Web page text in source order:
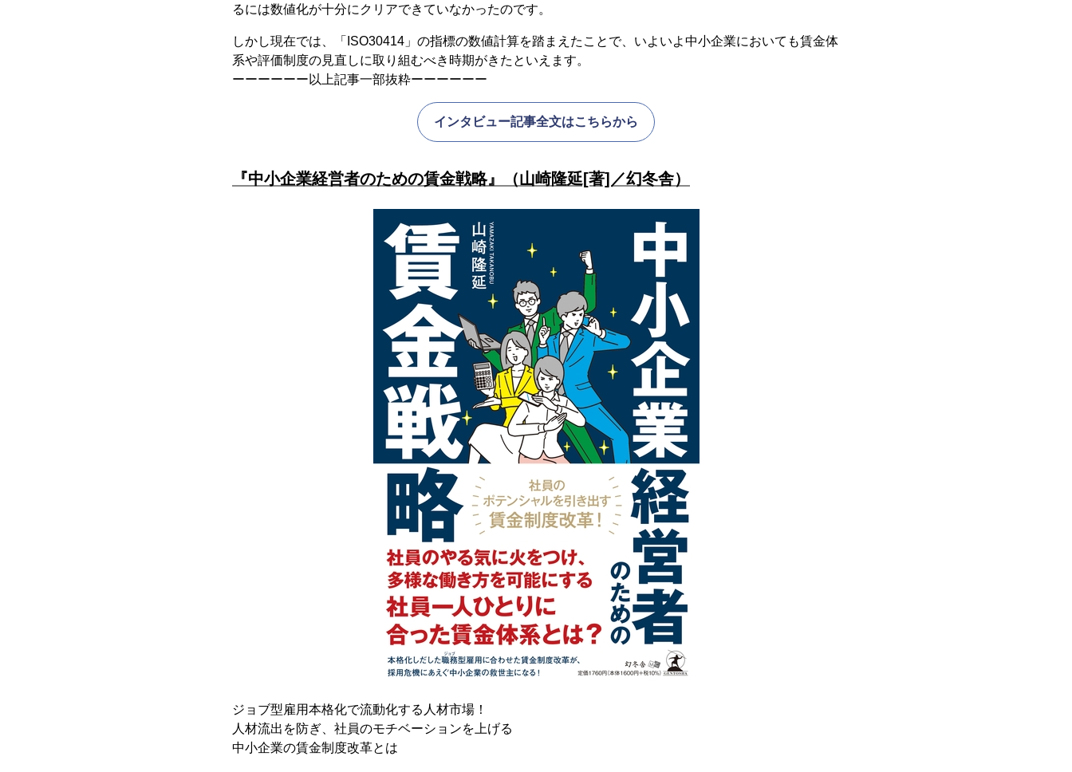
るには数値化が十分にクリアできていなかったのです。
しかし現在では、「ISO30414」の指標の数値計算を踏まえたことで、いよいよ中小企業においても賃金体
系や評価制度の見直しに取り組むべき時期がきたといえます。
ーーーーーー以上記事一部抜粋ーーーーーー
インタビュー記事全文はこちらから
『中小企業経営者のための賃金戦略』（山崎隆延[著]／幻冬舎）
ジョブ型雇用本格化で流動化する人材市場！
人材流出を防ぎ、社員のモチベーションを上げる
中小企業の賃金制度改革とは